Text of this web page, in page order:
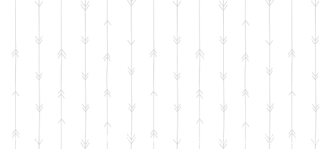
© 2018 De Bloemenschuur Doetinchem design Look and Feel Style